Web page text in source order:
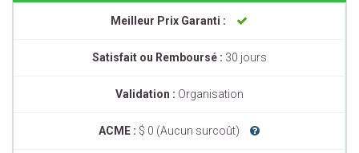
Meilleur Prix Garanti :
Satisfait ou Remboursé : 30 jours
Validation : Organisation
ACME : $ 0 (Aucun surcoût)